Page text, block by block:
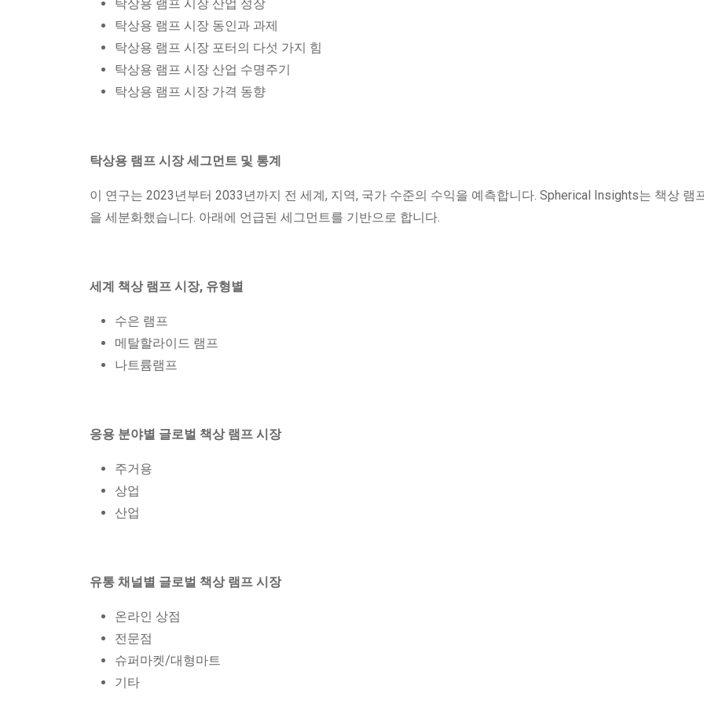
탁상용 램프 시장 산업 성장
탁상용 램프 시장 동인과 과제
탁상용 램프 시장 포터의 다섯 가지 힘
탁상용 램프 시장 산업 수명주기
탁상용 램프 시장 가격 동향
탁상용 램프 시장 세그먼트 및 통계
이 연구는 2023년부터 2033년까지 전 세계, 지역, 국가 수준의 수익을 예측합니다. Spherical Insights는 책상 램
을 세분화했습니다. 아래에 언급된 세그먼트를 기반으로 합니다.
세계 책상 램프 시장, 유형별
수은 램프
메탈할라이드 램프
나트륨램프
응용 분야별 글로벌 책상 램프 시장
주거용
상업
산업
유통 채널별 글로벌 책상 램프 시장
온라인 상점
전문점
슈퍼마켓/대형마트
기타